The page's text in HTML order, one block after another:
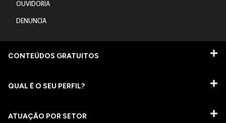
OUVIDORIA
DENUNCIA
CONTEÚDOS GRATUITOS
QUAL É O SEU PERFIL?
ATUAÇÃO POR SETOR